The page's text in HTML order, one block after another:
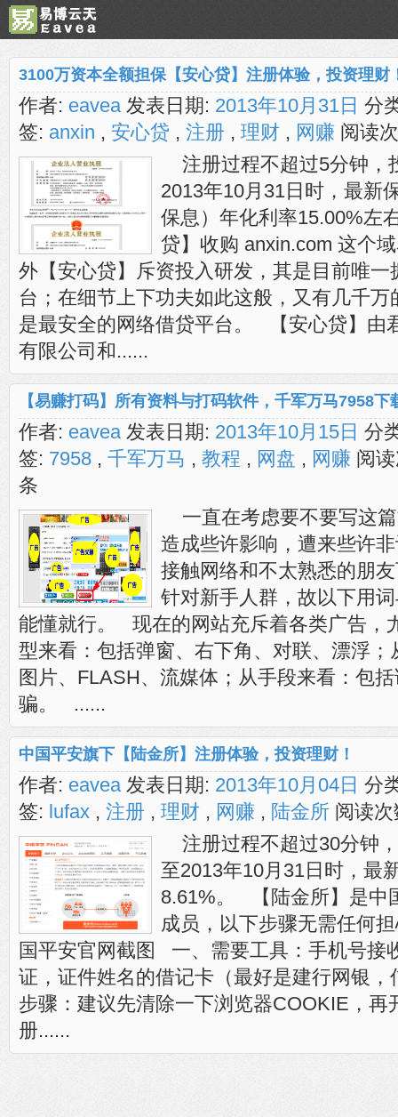
3100万资本全额担保【安心贷】注册体验，投资理财
作者: eavea发表日期: 2013年10月31日 分
签: anxin , 安心贷 , 注册 , 理财 , 网赚 阅读
注册过程不超过5分钟，
2013年10月31日时，最新
保息）年化利率15.00%左
贷】收购 anxin.com 这个
外【安心贷】斥资投入研发，其是目前唯
台；在细节上下功夫如此这般，又有几千
是最安全的网络借贷平台。 【安心贷】由
有限公司和......
【易赚打码】所有资料与打码软件，千军万马7958下
作者: eavea发表日期: 2013年10月15日 分
签: 7958 , 千军万马 , 教程 , 网盘 , 网赚 阅
条
一直在考虑要不要写这
造成些许影响，遭来些许
接触网络和不太熟悉的朋
针对新手人群，故以下用
能懂就行。 现在的网站充斥着各类广告，
型来看：包括弹窗、右下角、对联、漂浮
图片、FLASH、流媒体；从手段来看：包
骗。 ......
中国平安旗下【陆金所】注册体验，投资理财！
作者: eavea发表日期: 2013年10月04日 分
签: lufax , 注册 , 理财 , 网赚 , 陆金所 阅读
注册过程不超过30分钟
至2013年10月31日时，最
8.61%。 【陆金所】是中
成员，以下步骤无需任何
国平安官网截图 一、需要工具：手机号接
证，证件姓名的借记卡（最好是建行网银
步骤：建议先清除一下浏览器COOKIE，再
册......